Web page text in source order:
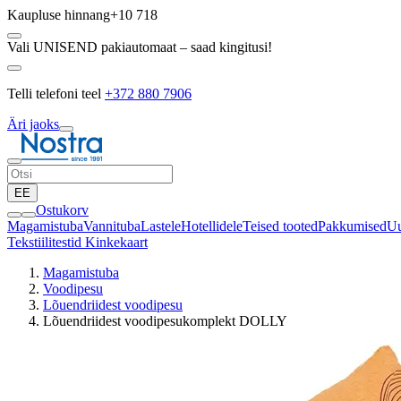
Kaupluse hinnang+10 718
Vali UNISEND pakiautomaat – saad kingitusi!
Telli telefoni teel +372 880 7906
Äri jaoks
EE
Ostukorv
MagamistubaVannitubaLasteleHotellideleTeised tootedPakkumised
Tekstiilitestid Kinkekaart
Magamistuba
Voodipesu
Lõuendriidest voodipesu
Lõuendriidest voodipesukomplekt DOLLY